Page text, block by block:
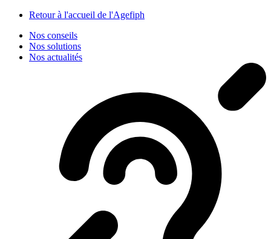
Retour à l'accueil de l'Agefiph
Nos conseils
Nos solutions
Nos actualités